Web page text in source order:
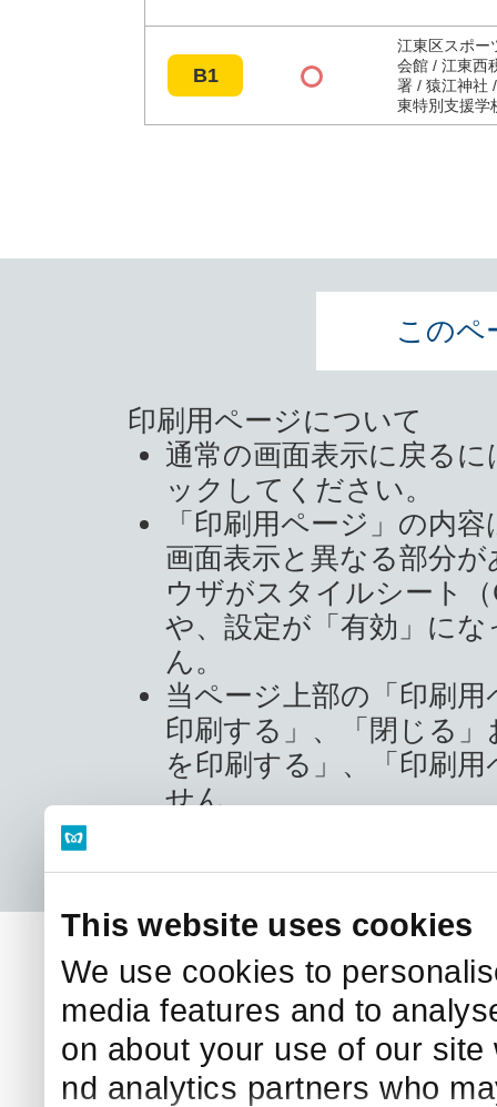
This website uses cookies
We use cookies to
media features and to
on about your use of our
nd analytics partners who
B1
江東区スポー
会館 / 江東西
署 / 猿江神社
東特別支援学
このペ
印刷用ページについて
通常の画面表示に戻る
ックしてください。
「印刷用ページ」の内
画面表示と異なる部分
ウザがスタイルシート
や、設定が「有効」に
ん。
当ページ上部の「印刷
印刷する」、「閉じる
を印刷する」、「印刷
せん。